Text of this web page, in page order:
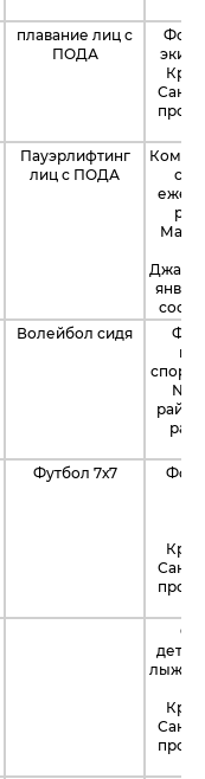
плавание лиц с
ПОДА
Фонд
Пауэрлифтинг
лиц с ПОДА
Волейбол сидя
Футбол 7х7